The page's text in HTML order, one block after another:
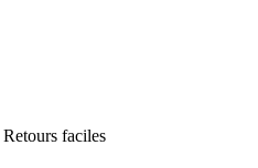
Retours faciles